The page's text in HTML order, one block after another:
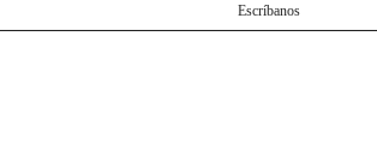
Escríbanos